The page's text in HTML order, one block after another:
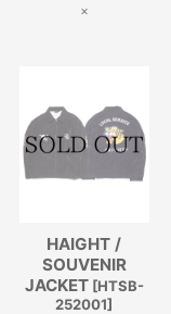
×
HAIGHT /
SOUVENIR
JACKET [HTSB-
252001]